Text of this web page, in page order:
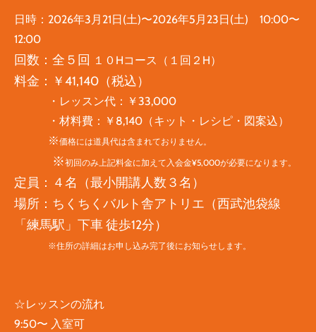
日時： 2026年3月21日(土)〜2026年5月23日(土) 10:00〜
12:00
回数： 全５回 １０Hコース（１回２H）
料金：￥41,140（税込）
・レッスン代：￥33,000
・材料費：￥8,140（キット・レシピ・図案込）
※価格には道具代は含まれておりません。
※初回のみ上記料金に加えて入会金¥5,000が必要になります。
定員：４名（最小開講人数３名）
場所： ちくちくバルト舎アトリエ（西武池袋線
「練馬駅」下車 徒歩12分）
※住所の詳細はお申し込み完了後にお知らせします。
☆レッスンの流れ
9:50〜 入室可